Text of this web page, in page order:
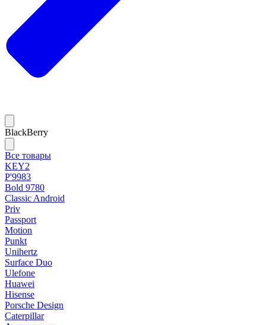
BlackBerry
Все товары
KEY2
P'9983
Bold 9780
Classic Android
Priv
Passport
Motion
Punkt
Unihertz
Surface Duo
Ulefone
Huawei
Hisense
Porsche Design
Caterpillar